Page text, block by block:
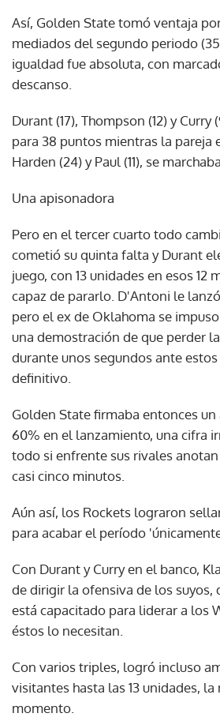
Así, Golden State tomó ventaja
mediados del segundo periodo
igualdad fue absoluta, con
descanso.
Durant (17), Thompson (12) y
para 38 puntos mientras la pareja
Harden (24) y Paul (11), se
Una apisonadora
Pero en el tercer cuarto todo
cometió su quinta falta y Durant
juego, con 13 unidades en esos 12
capaz de pararlo. D'Antoni le
pero el ex de Oklahoma se
una demostración de que perder
durante unos segundos ante
definitivo.
Golden State firmaba entonces
60% en el lanzamiento, una cifra
todo si enfrente sus rivales
casi cinco minutos.
Aún así, los Rockets lograron
para acabar el período
Con Durant y Curry en el banco,
de dirigir la ofensiva de los suyos,
está capacitado para liderar a los
éstos lo necesitan.
Con varios triples, logró incluso
visitantes hasta las 13 unidades,
momento.